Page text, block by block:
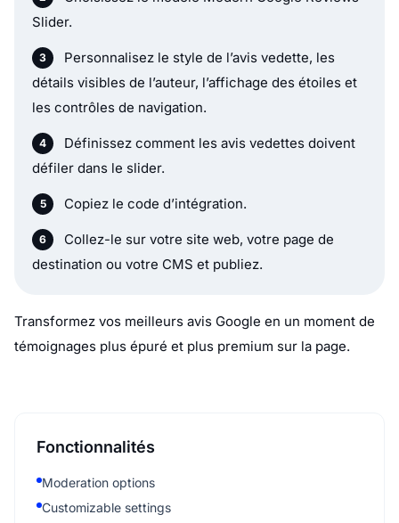
Slider.
Personnalisez le style de l’avis vedette, les
détails visibles de l’auteur, l’affichage des étoiles et
les contrôles de navigation.
Définissez comment les avis vedettes doivent
défiler dans le slider.
Copiez le code d’intégration.
Collez-le sur votre site web, votre page de
destination ou votre CMS et publiez.
Transformez vos meilleurs avis Google en un moment de
témoignages plus épuré et plus premium sur la page.
Fonctionnalités
Moderation options
Customizable settings